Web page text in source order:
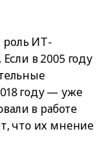
ИТ-
в 2005 году
году — уже
в работе
что их мнение